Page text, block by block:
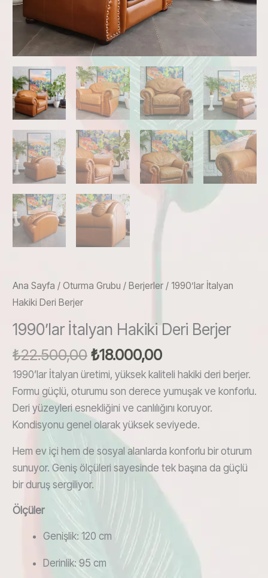
Ana Sayfa / Oturma Grubu / Berjerler / 1990’lar İtalyan
Hakiki Deri Berjer
1990’lar İtalyan Hakiki Deri Berjer
₺22.500,00Orijinal
fiyat:
₺22.500,00.
₺18.000,00Şu
andaki
fiyat:
₺18.000,00.
1990’lar İtalyan üretimi, yüksek kaliteli hakiki deri berjer.
Formu güçlü, oturumu son derece yumuşak ve konforlu.
Deri yüzeyleri esnekliğini ve canlılığını koruyor.
Kondisyonu genel olarak yüksek seviyede.
Hem ev içi hem de sosyal alanlarda konforlu bir oturum
sunuyor. Geniş ölçüleri sayesinde tek başına da güçlü
bir duruş sergiliyor.
Ölçüler
Genişlik: 120 cm
Derinlik: 95 cm